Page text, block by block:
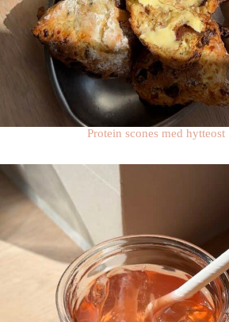
Protein scones med hytteost